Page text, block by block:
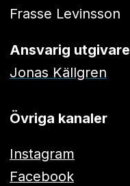
Frasse Levinsson
Ansvarig utgivare
Jonas Källgren
Övriga kanaler
Instagram
Facebook